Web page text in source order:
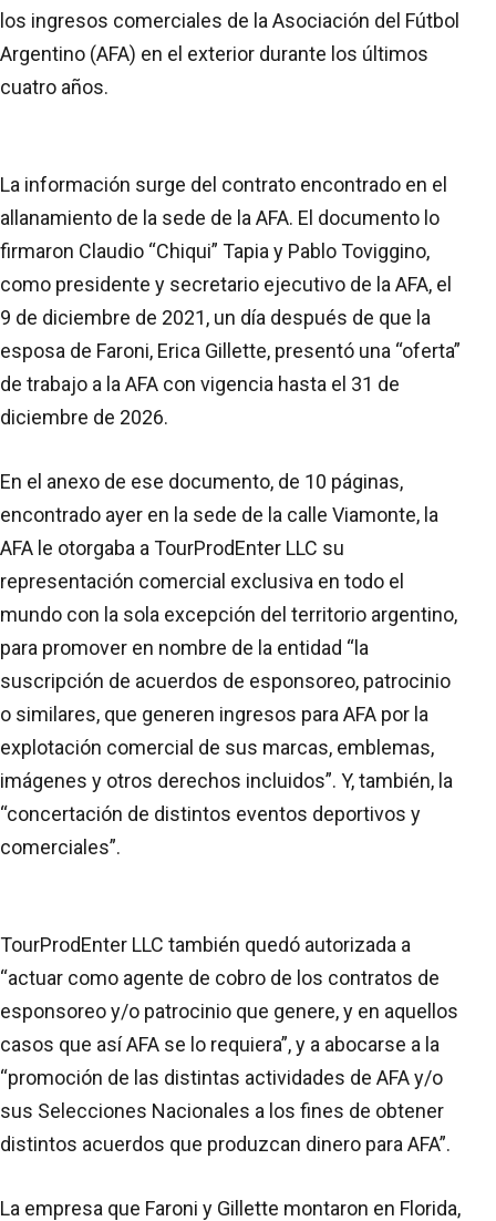
los ingresos comerciales de la Asociación del Fútbol
Argentino (AFA) en el exterior durante los últimos
cuatro años.
La información surge del contrato encontrado en el
allanamiento de la sede de la AFA. El documento lo
firmaron Claudio “Chiqui” Tapia y Pablo Toviggino,
como presidente y secretario ejecutivo de la AFA, el
9 de diciembre de 2021, un día después de que la
esposa de Faroni, Erica Gillette, presentó una “oferta”
de trabajo a la AFA con vigencia hasta el 31 de
diciembre de 2026.
En el anexo de ese documento, de 10 páginas,
encontrado ayer en la sede de la calle Viamonte, la
AFA le otorgaba a TourProdEnter LLC su
representación comercial exclusiva en todo el
mundo con la sola excepción del territorio argentino,
para promover en nombre de la entidad “la
suscripción de acuerdos de esponsoreo, patrocinio
o similares, que generen ingresos para AFA por la
explotación comercial de sus marcas, emblemas,
imágenes y otros derechos incluidos”. Y, también, la
“concertación de distintos eventos deportivos y
comerciales”.
TourProdEnter LLC también quedó autorizada a
“actuar como agente de cobro de los contratos de
esponsoreo y/o patrocinio que genere, y en aquellos
casos que así AFA se lo requiera”, y a abocarse a la
“promoción de las distintas actividades de AFA y/o
sus Selecciones Nacionales a los fines de obtener
distintos acuerdos que produzcan dinero para AFA”.
La empresa que Faroni y Gillette montaron en Florida,